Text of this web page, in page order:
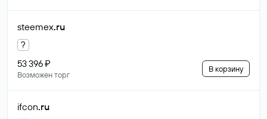
steemex.ru
?
53 396 ₽
Возможен торг
В корзину
ifcon.ru